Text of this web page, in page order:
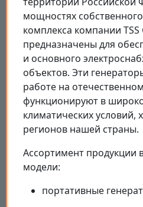
мощностях
комплекса компании TSS
предназначены для
и основного
объектов. Эти
работе на
функционируют в
климатических условий,
регионов нашей страны.
Ассортимент продукции
модели:
портативные